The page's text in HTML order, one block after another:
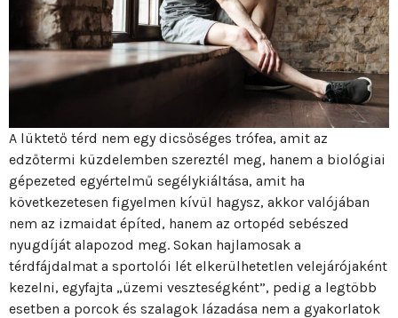
A lüktető térd nem egy dicsőséges trófea, amit az
edzőtermi küzdelemben szereztél meg, hanem a biológiai
gépezeted egyértelmű segélykiáltása, amit ha
következetesen figyelmen kívül hagysz, akkor valójában
nem az izmaidat építed, hanem az ortopéd sebészed
nyugdíját alapozod meg. Sokan hajlamosak a
térdfájdalmat a sportolói lét elkerülhetetlen velejárójaként
kezelni, egyfajta „üzemi veszteségként”, pedig a legtöbb
esetben a porcok és szalagok lázadása nem a gyakorlatok